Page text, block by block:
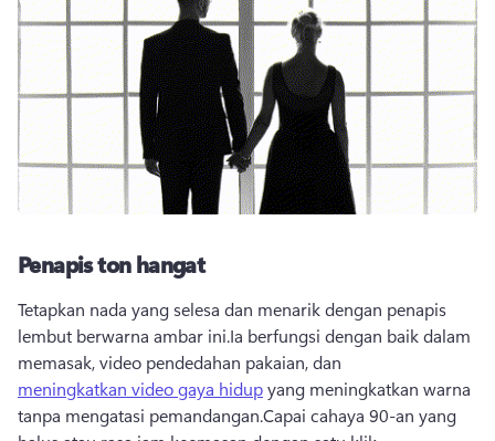
Penapis ton hangat
Tetapkan nada yang selesa dan menarik dengan penapis
lembut berwarna ambar ini.Ia berfungsi dengan baik dalam
memasak, video pendedahan pakaian, dan
meningkatkan video gaya hidup yang meningkatkan warna
tanpa mengatasi pemandangan.Capai cahaya 90-an yang